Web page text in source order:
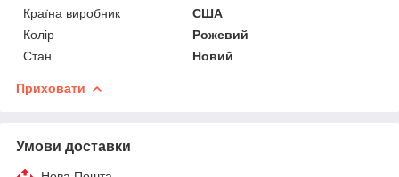
Країна виробник
США
Колір
Рожевий
Стан
Новий
Приховати
Умови доставки